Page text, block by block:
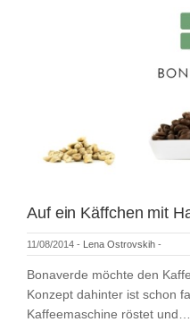
Auf ein Käffchen mit
11/08/2014 - Lena Ostrovskih -
Bonaverde möchte den
Konzept dahinter ist schon
Kaffeemaschine röstet und…